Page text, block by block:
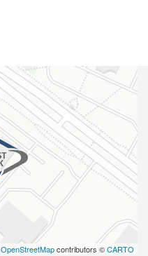
OpenStreetMapcontributors ©CARTO